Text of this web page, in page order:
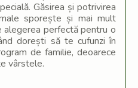
Găsirea și potrivirea
sporește și mai mult
alegerea perfectă pentru o
dorești să te cufunzi în
de familie, deoarece
vârstele.